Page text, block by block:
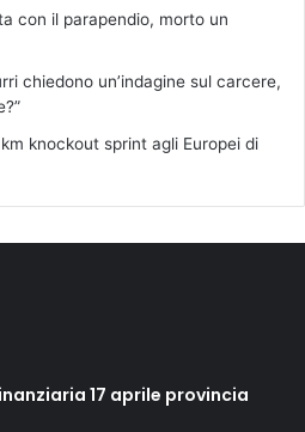
con il parapendio, morto un
chiedono un’indagine sul carcere,
knockout sprint agli Europei di
17 aprile provincia